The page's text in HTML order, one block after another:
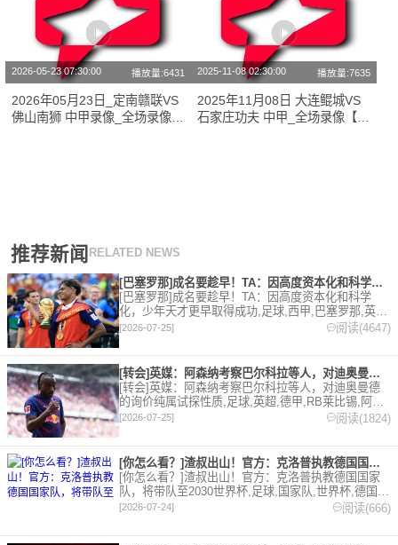
2026-05-23 07:30:00 播放量:6431
2026年05月23日_定南赣联VS
佛山南狮 中甲录像_全场录像
2025-11-08 02:30:00 播放量:7635
2025年11月08日 大连鲲城VS
石家庄功夫 中甲_全场录像【视
推荐新闻 RELATED NEWS
[巴塞罗那]成名要趁早！TA：因高度资本化和科学化，少年天才
[巴塞罗那]成名要趁早！TA：因高度资本化和科学
化，少年天才更早取得成功,足球,西甲,巴塞罗那,英
超,意甲,德甲,法甲。欢迎收藏本站，24小时为你更新
最新的足球，篮球体育资讯。
[2026-07-25] 阅读(4647)
[转会]英媒：阿森纳考察巴尔科拉等人，对迪奥曼德的询价纯属试
[转会]英媒：阿森纳考察巴尔科拉等人，对迪奥曼德
的询价纯属试探性质,足球,英超,德甲,RB莱比锡,阿森
纳,转会,法甲,巴黎圣日耳曼。欢迎收藏本站，24小时
为你更新最新的足球，篮球体育资讯。
[2026-07-25] 阅读(1824)
[你怎么看？]渣叔出山！官方：克洛普执教德国国家队，将带队至
[你怎么看？]渣叔出山！官方：克洛普执教德国国家
队，将带队至2030世界杯,足球,国家队,世界杯,德国,
克洛普,利物浦。欢迎收藏本站，24小时为你更新最新
[2026-07-24] 阅读(666)